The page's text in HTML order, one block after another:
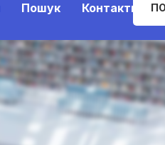
Пошук Контакти